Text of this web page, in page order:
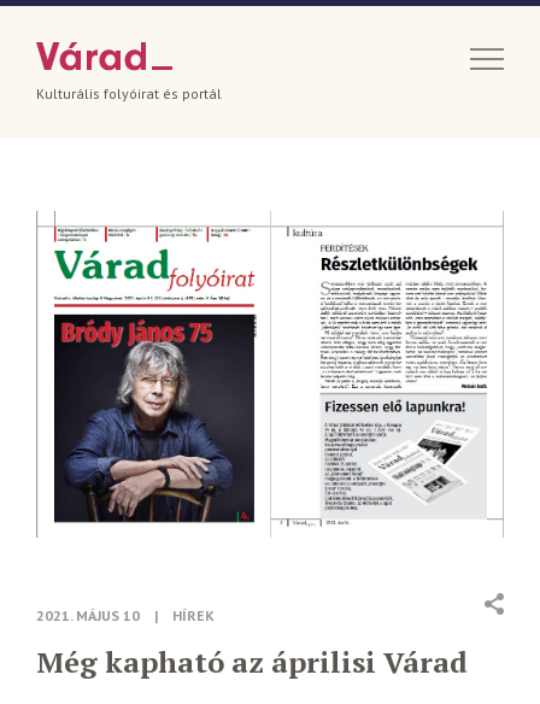
Kulturális folyóirat és portál
2021. MÁJUS 10 | HÍREK
Még kapható az áprilisi Várad